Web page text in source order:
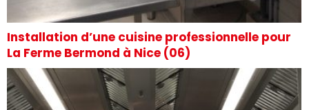
Installation d’une cuisine professionnelle pour
La Ferme Bermond à Nice (06)